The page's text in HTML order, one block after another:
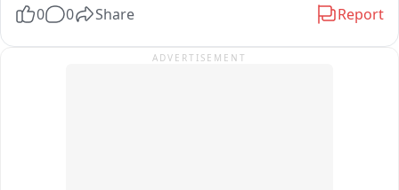
६५)..
नातवाला वाचवण्यासाठी आजोबांनी शेततळ्यात उडी घेतली..
0 0 Share Report
ADVERTISEMENT